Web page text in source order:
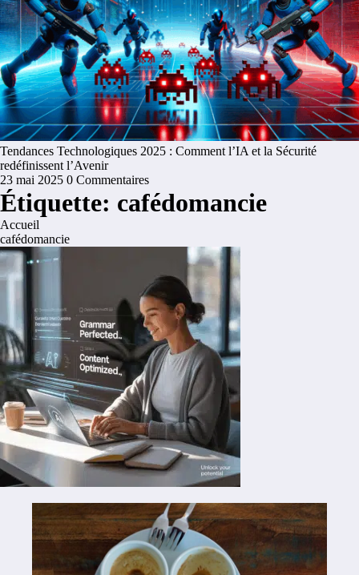
Tendances Technologiques 2025 : Comment l’IA et la Sécurité
redéfinissent l’Avenir
23 mai 2025 0 Commentaires
Étiquette: cafédomancie
Accueil
cafédomancie